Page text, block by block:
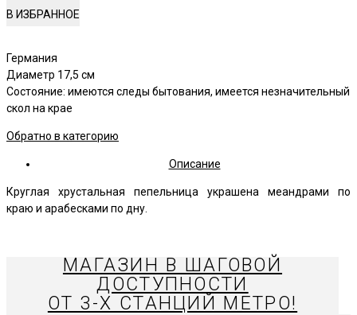
Германия
Диаметр 17,5 см
Состояние: имеются следы бытования, имеется незначительный
скол на крае
Обратно в категорию
Описание
Круглая хрустальная пепельница украшена меандрами по
краю и арабесками по дну.
МАГАЗИН В ШАГОВОЙ
ДОСТУПНОСТИ
ОТ 3-Х СТАНЦИЙ МЕТРО!